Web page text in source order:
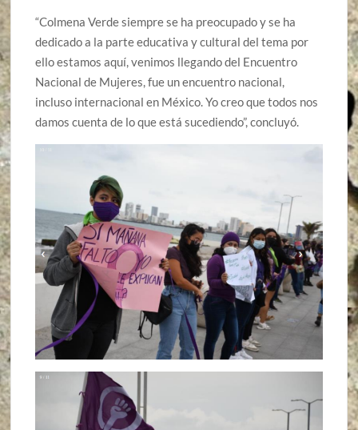
“Colmena Verde siempre se ha preocupado y se ha
dedicado a la parte educativa y cultural del tema por
ello estamos aquí, venimos llegando del Encuentro
Nacional de Mujeres, fue un encuentro nacional,
incluso internacional en México. Yo creo que todos nos
damos cuenta de lo que está sucediendo”, concluyó.